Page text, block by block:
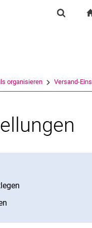
direkt zu: Inhalt
direkt zu: Suche
direkt zu:
organisieren Versand-